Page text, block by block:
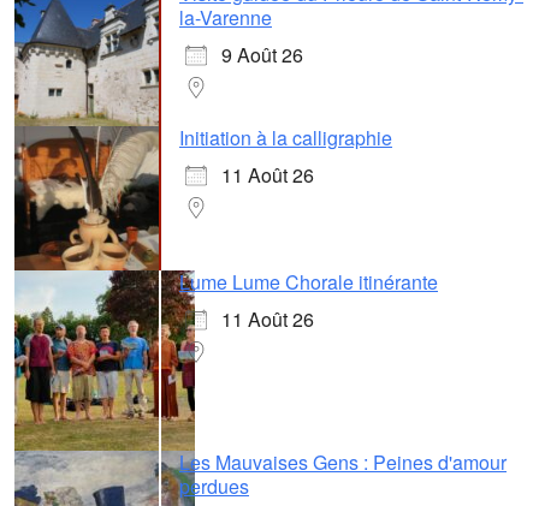
la-Varenne
9 Août 26
Initiation à la calligraphie
11 Août 26
Lume Lume Chorale itinérante
11 Août 26
Les Mauvaises Gens : Peines d'amour
perdues